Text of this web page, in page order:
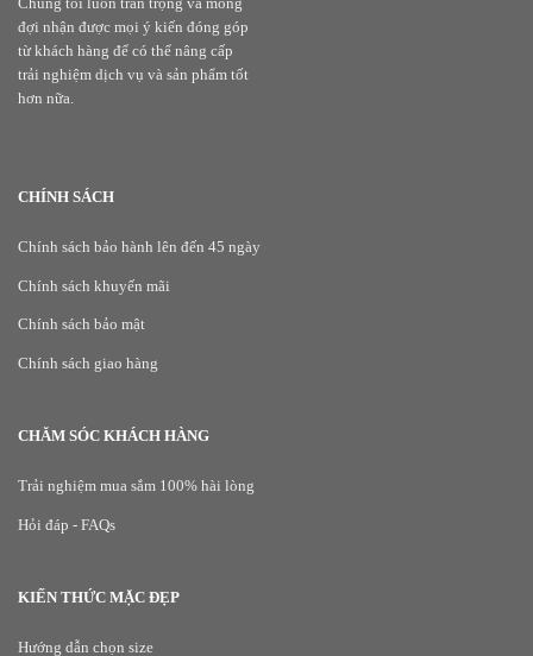
đợi nhận được mọi ý kiến đóng góp
từ khách hàng để có thể nâng cấp
trải nghiệm dịch vụ và sản phẩm tốt
hơn nữa.
CHÍNH SÁCH
Chính sách bảo hành lên đến 45 ngày
Chính sách khuyến mãi
Chính sách bảo mật
Chính sách giao hàng
CHĂM SÓC KHÁCH HÀNG
Trải nghiệm mua sắm 100% hài lòng
Hỏi đáp - FAQs
KIẾN THỨC MẶC ĐẸP
Hướng dẫn chọn size